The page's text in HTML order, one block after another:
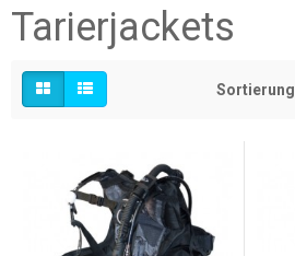
Tarierjackets
Sortierung